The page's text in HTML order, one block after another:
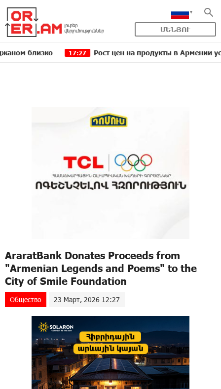
ՄԵՆՅՈՒ
17:27 Рост цен на продукты в Армении
AraratBank Donates Proceeds from
"Armenian Legends and Poems" to the
City of Smile Foundation
Общество 23 Март, 2026 12:27